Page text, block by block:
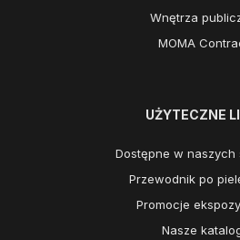
Wnętrza
MOMA
UŻYTECZNE
Dostępne w naszych
Przewodnik po
Promocje
Nasze